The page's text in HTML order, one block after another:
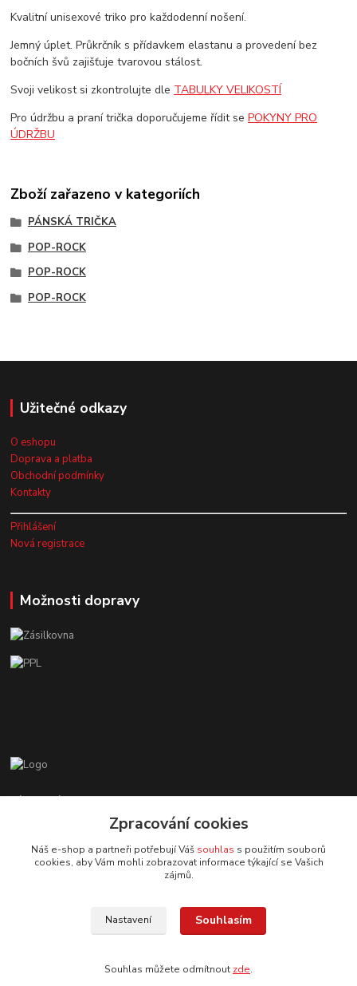
Kvalitní unisexové triko pro každodenní nošení.
Jemný úplet. Průkrčník s přídavkem elastanu a provedení bez
bočních švů zajišťuje tvarovou stálost.
Svoji velikost si zkontrolujte dle TABULKY VELIKOSTÍ
Pro údržbu a praní trička doporučujeme řídit sePOKYNY PRO
ÚDRŽBU
Zboží zařazeno v kategoriích
PÁNSKÁ TRIČKA
POP-ROCK
POP-ROCK
POP-ROCK
Užitečné odkazy
O eshopu
Doprava a platba
Obchodní podmínky
Kontakty
Přihlášení
Nová registrace
Možnosti dopravy
Zákaznická podpora EshopMB.cz
+420 606 622 002
eshopmb@seznam.cz
© Copyright 2024 Martha Black
Zpracování cookies
Náš e-shop a partneři potřebují Váš souhlas s použitím souborů
cookies, aby Vám mohli zobrazovat informace týkající se Vašich
zájmů.
Nastavení Souhlasím
Souhlas můžete odmítnout zde.